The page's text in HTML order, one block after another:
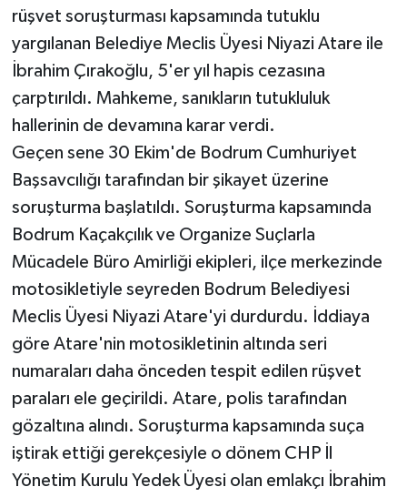
rüşvet soruşturması kapsamında tutuklu
yargılanan Belediye Meclis Üyesi Niyazi Atare ile
İbrahim Çırakoğlu, 5'er yıl hapis cezasına
çarptırıldı. Mahkeme, sanıkların tutukluluk
hallerinin de devamına karar verdi.
Geçen sene 30 Ekim'de Bodrum Cumhuriyet
Başsavcılığı tarafından bir şikayet üzerine
soruşturma başlatıldı. Soruşturma kapsamında
Bodrum Kaçakçılık ve Organize Suçlarla
Mücadele Büro Amirliği ekipleri, ilçe merkezinde
motosikletiyle seyreden Bodrum Belediyesi
Meclis Üyesi Niyazi Atare'yi durdurdu. İddiaya
göre Atare'nin motosikletinin altında seri
numaraları daha önceden tespit edilen rüşvet
paraları ele geçirildi. Atare, polis tarafından
gözaltına alındı. Soruşturma kapsamında suça
iştirak ettiği gerekçesiyle o dönem CHP İl
Yönetim Kurulu Yedek Üyesi olan emlakçı İbrahim